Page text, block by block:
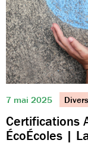
7 mai 2025 Divers
Certifications
ÉcoÉcoles |